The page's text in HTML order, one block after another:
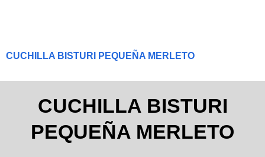
CUCHILLA BISTURI PEQUEÑA MERLETO
CUCHILLA BISTURI
PEQUEÑA MERLETO